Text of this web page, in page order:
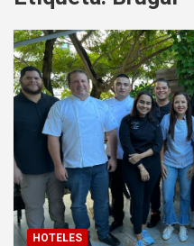
HOTELES